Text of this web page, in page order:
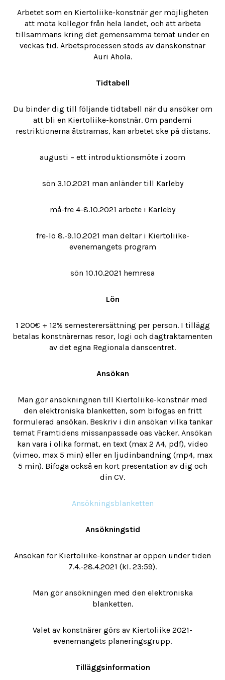
Arbetet som en Kiertoliike-konstnär ger möjligheten
att möta kollegor från hela landet, och att arbeta
tillsammans kring det gemensamma temat under en
veckas tid. Arbetsprocessen stöds av danskonstnär
Auri Ahola.
Tidtabell
Du binder dig till följande tidtabell när du ansöker om
att bli en Kiertoliike-konstnär. Om pandemi
restriktionerna åtstramas, kan arbetet ske på distans.
augusti – ett introduktionsmöte i zoom
sön 3.10.2021 man anländer till Karleby
må-fre 4-8.10.2021 arbete i Karleby
fre-lö 8.-9.10.2021 man deltar i Kiertoliike-
evenemangets program
sön 10.10.2021 hemresa
Lön
1 200€ + 12% semesterersättning per person. I tillägg
betalas konstnärernas resor, logi och dagtraktamenten
av det egna Regionala danscentret.
Ansökan
Man gör ansökningnen till Kiertoliike-konstnär med
den elektroniska blanketten, som bifogas en fritt
formulerad ansökan. Beskriv i din ansökan vilka tankar
temat Framtidens missanpassade oas väcker. Ansökan
kan vara i olika format, en text (max 2 A4, pdf), video
(vimeo, max 5 min) eller en ljudinbandning (mp4, max
5 min). Bifoga också en kort presentation av dig och
din CV.
Ansökningsblanketten
Ansökningstid
Ansökan för Kiertoliike-konstnär är öppen under tiden
7.4.-28.4.2021 (kl. 23:59).
Man gör ansökningen med den elektroniska
blanketten.
Valet av konstnärer görs av Kiertoliike 2021-
evenemangets planeringsgrupp.
Tilläggsinformation